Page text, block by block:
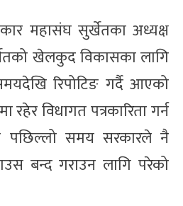
महासंघ सुर्खेतका अध्यक्ष
खेलकुद विकासका लागि
रिपोटिङ गर्दै आएको
विधागत पत्रकारिता‌ गर्न
पछिल्लो समय सरकारले नै
बन्द गराउन लागि परेको